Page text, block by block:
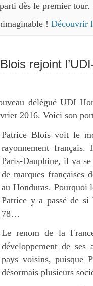
dès le premier tour.
! Découvrir
rejoint
délégué UDI
2016. Voici son
Patrice Blois voit le
rayonnement français.
Paris-Dauphine, il va
de marques françaises
au Honduras. Pourquoi
Patrice y a passé de si
78…
Le renom de la
développement de ses
pays voisins, puisque
désormais plusieurs